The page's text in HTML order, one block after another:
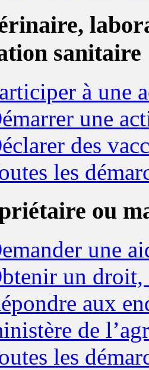
sanitaire
à une
une
des
les
ou
une
un droit,
aux
de
les